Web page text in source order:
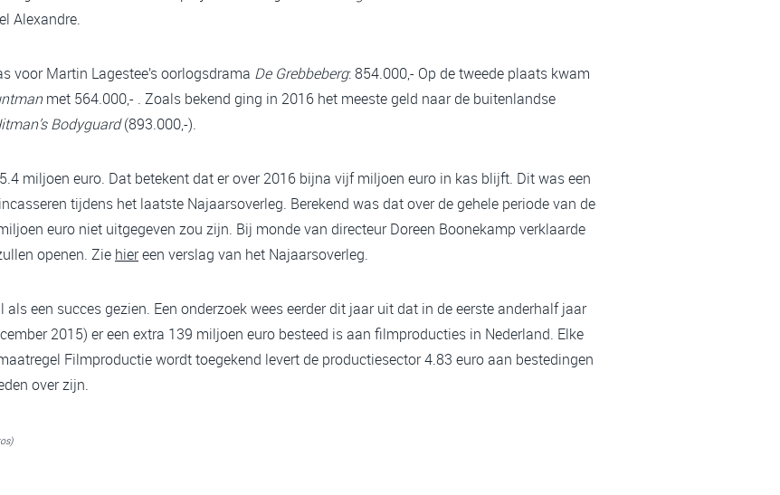
Alexandre.
voor Martin Lagestee’s oorlogsdrama De Grebbeberg: 854.000,- Op de tweede plaats kwam
met 564.000,- . Zoals bekend ging in 2016 het meeste geld naar de buitenlandse
Bodyguard(893.000,-).
miljoen euro. Dat betekent dat er over 2016 bijna vijf miljoen euro in kas blijft. Dit was een
tijdens het laatste Najaarsoverleg. Berekend was dat over de gehele periode van de
euro niet uitgegeven zou zijn. Bij monde van directeur Doreen Boonekamp verklaarde
openen. Zie hiereen verslag van het Najaarsoverleg.
een succes gezien. Een onderzoek wees eerder dit jaar uit dat in de eerste anderhalf jaar
2015) er een extra 139 miljoen euro besteed is aan filmproducties in Nederland. Elke
Filmproductie wordt toegekend levert de productiesector 4.83 euro aan bestedingen
over zijn.